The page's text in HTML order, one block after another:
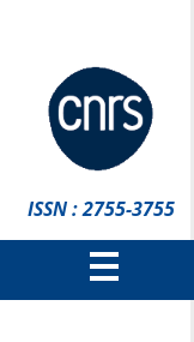
ISSN : 2755-3755